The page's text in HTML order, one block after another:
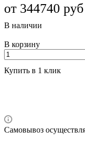
от 344740
В наличии
В корзину
Купить в 1 клик
Самовывоз